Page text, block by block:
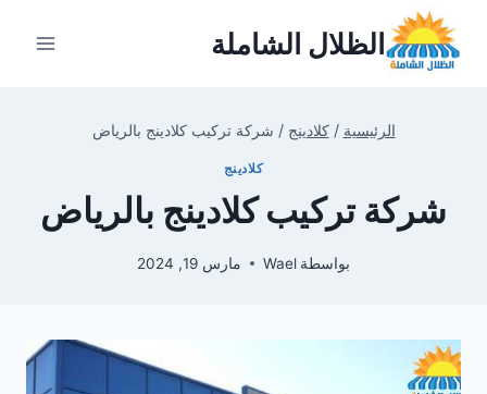
التجاوز
المحتوى
الظلال الشاملة
الرئيسية / كلادينج / شركة تركيب كلادينج بالرياض
كلادينج
شركة تركيب كلادينج بالرياض
بواسطة Wael مارس 19, 2024